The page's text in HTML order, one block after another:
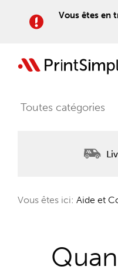
Vous êtes en
Toutes catégories
Vous êtes ici: Aide et